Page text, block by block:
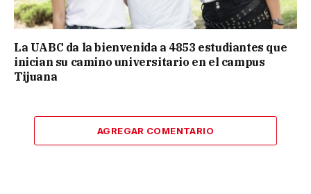
La UABC da la bienvenida a 4853 estudiantes que
inician su camino universitario en el campus
Tijuana
AGREGAR COMENTARIO